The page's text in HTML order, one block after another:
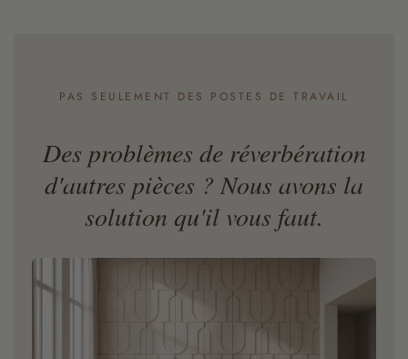
PAS SEULEMENT DES POSTES DE TRAVAIL
Des problèmes de réverbération
d'autres pièces ? Nous avons la
solution qu'il vous faut.